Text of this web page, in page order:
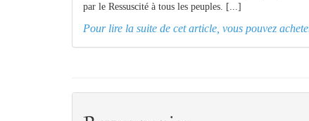
par le Ressuscité à tous les peuples. [...]
Pour lire la suite de cet article, vous pouvez